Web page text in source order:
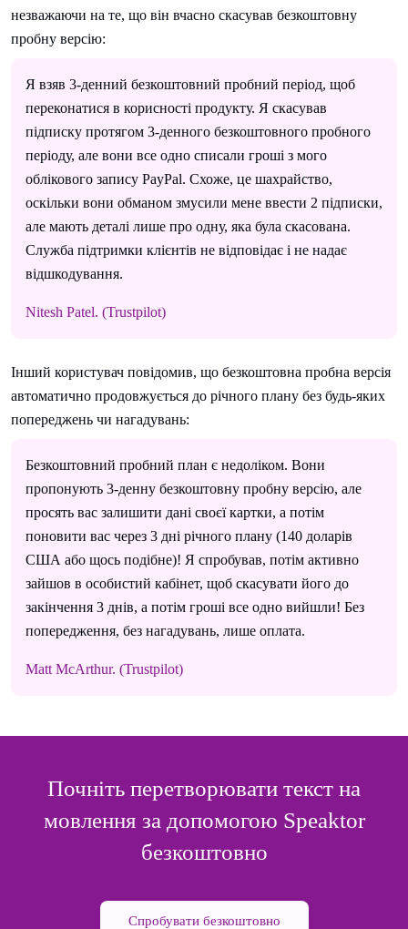
незважаючи на те, що він вчасно скасував безкоштовну
пробну версію:
Я взяв 3-денний безкоштовний пробний період, щоб
переконатися в корисності продукту. Я скасував
підписку протягом 3-денного безкоштовного пробного
періоду, але вони все одно списали гроші з мого
облікового запису PayPal. Схоже, це шахрайство,
оскільки вони обманом змусили мене ввести 2 підписки,
але мають деталі лише про одну, яка була скасована.
Служба підтримки клієнтів не відповідає і не надає
відшкодування.
Nitesh Patel. (Trustpilot)
Інший користувач повідомив, що безкоштовна пробна версія
автоматично продовжується до річного плану без будь-яких
попереджень чи нагадувань:
Безкоштовний пробний план є недоліком. Вони
пропонують 3-денну безкоштовну пробну версію, але
просять вас залишити дані своєї картки, а потім
поновити вас через 3 дні річного плану (140 доларів
США або щось подібне)! Я спробував, потім активно
зайшов в особистий кабінет, щоб скасувати його до
закінчення 3 днів, а потім гроші все одно вийшли! Без
попередження, без нагадувань, лише оплата.
Matt McArthur. (Trustpilot)
Почніть перетворювати текст на
мовлення за допомогою Speaktor
безкоштовно
Спробувати безкоштовно